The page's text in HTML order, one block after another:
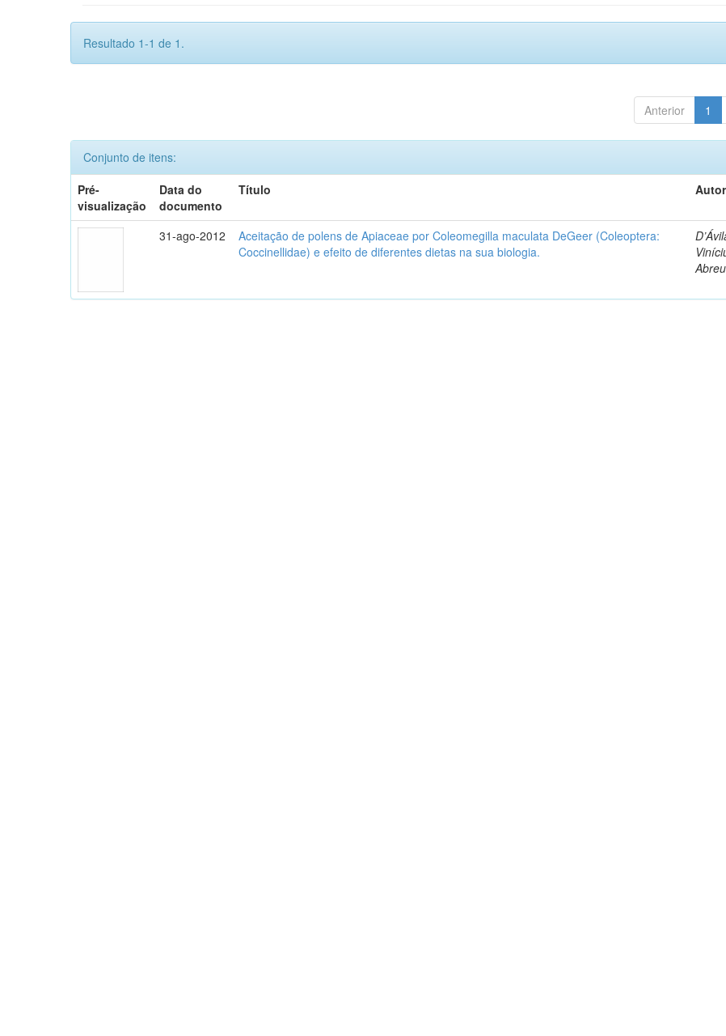
Resultado 1-1 de 1.
Anterior 1
Conjunto de itens:
Pré-
visualização
Data do
documento
Título
31-ago-2012
Aceitação de polens de Apiaceae por Coleomegilla maculata DeGeer (Coleoptera:
Coccinellidae) e efeito de diferentes dietas na sua biologia.
Abreu